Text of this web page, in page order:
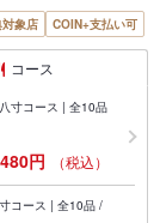
象店 COIN+支払い可
コース
寸コース | 全10品
円 （税込）
コース | 全10品 /